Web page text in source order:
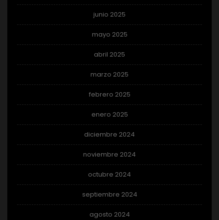
junio 2025
mayo 2025
abril 2025
marzo 2025
febrero 2025
enero 2025
diciembre 2024
noviembre 2024
octubre 2024
septiembre 2024
agosto 2024